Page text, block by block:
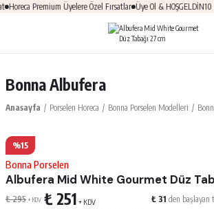
Horeca Premium Üyelere Özel Fırsatlar Üye Ol & HOŞGELDİN10
Bonna Albufera
Anasayfa Porselen Horeca Bonna Porselen Modelleri
%15
Bonna Porselen
Albufera Mid White Gourmet Düz
₺ 295 + KDV ₺ 251 + KDV ₺ 31 den başlayan